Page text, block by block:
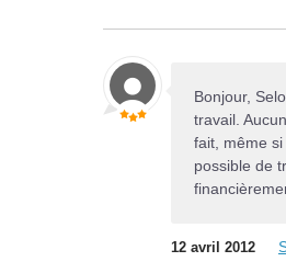
Bonjour,
travail.
fait, même
possible de
12 avril 2012